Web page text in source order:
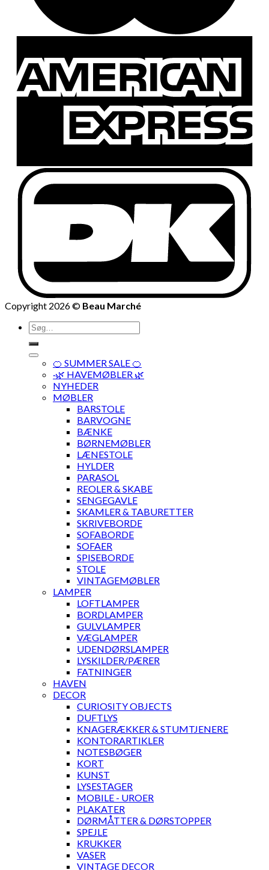
Copyright 2026 © Beau Marché
Søg
efter:
🍊 SUMMER SALE 🍊
·🌿 HAVEMØBLER 🌿
NYHEDER
MØBLER
BARSTOLE
BARVOGNE
BÆNKE
BØRNEMØBLER
LÆNESTOLE
HYLDER
PARASOL
REOLER & SKABE
SENGEGAVLE
SKAMLER & TABURETTER
SKRIVEBORDE
SOFABORDE
SOFAER
SPISEBORDE
STOLE
VINTAGEMØBLER
LAMPER
LOFTLAMPER
BORDLAMPER
GULVLAMPER
VÆGLAMPER
UDENDØRSLAMPER
LYSKILDER/PÆRER
FATNINGER
HAVEN
DECOR
CURIOSITY OBJECTS
DUFTLYS
KNAGERÆKKER & STUMTJENERE
KONTORARTIKLER
NOTESBØGER
KORT
KUNST
LYSESTAGER
MOBILE - UROER
PLAKATER
DØRMÅTTER & DØRSTOPPER
SPEJLE
KRUKKER
VASER
VINTAGE DECOR